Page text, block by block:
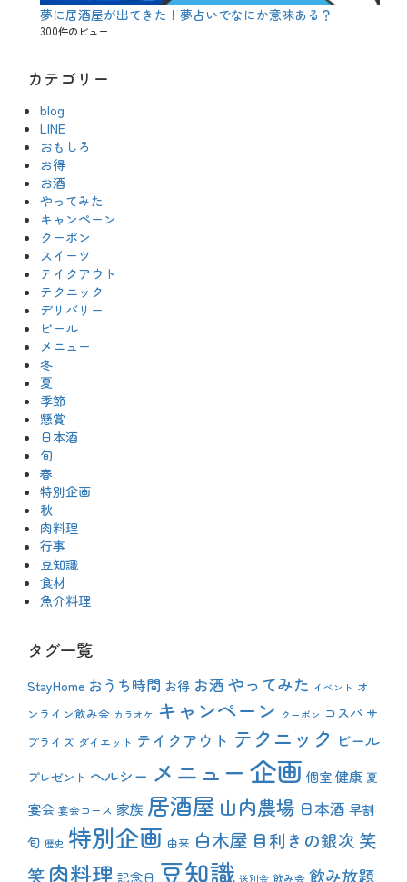
夢に居酒屋が出てきた！夢占いでなにか意味ある？
300件のビュー
カテゴリー
blog
LINE
おもしろ
お得
お酒
やってみた
キャンペーン
クーポン
スイーツ
テイクアウト
テクニック
デリバリー
ビール
メニュー
冬
夏
季節
懸賞
日本酒
旬
春
特別企画
秋
肉料理
行事
豆知識
食材
魚介料理
タグ一覧
StayHome おうち時間 お得 お酒 やってみた イベント オ
ンライン飲み会 カラオケ キャンペーン クーポン コスパ サ
プライズ ダイエット テイクアウト テクニック ビール
プレゼント ヘルシー メニュー 企画 個室 健康 夏
宴会 宴会コース 家族 居酒屋 山内農場 日本酒 早割
旬 歴史 特別企画 由来 白木屋 目利きの銀次 笑
笑 肉料理 記念日 豆知識 送別会 飲み会 飲み放題